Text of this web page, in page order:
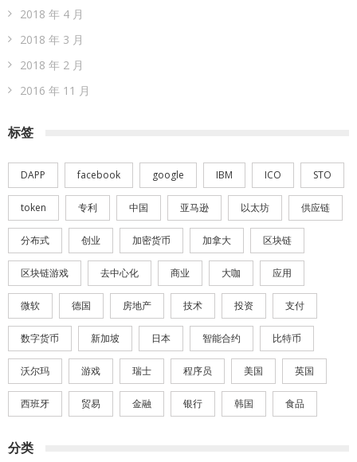
2018 年 4 月
2018 年 3 月
2018 年 2 月
2016 年 11 月
标签
DAPP facebook google IBM ICO STO
token 专利 中国 亚马逊 以太坊 供应链
分布式 创业 加密货币 加拿大 区块链
区块链游戏 去中心化 商业 大咖 应用
微软 德国 房地产 技术 投资 支付
数字货币 新加坡 日本 智能合约 比特币
沃尔玛 游戏 瑞士 程序员 美国 英国
西班牙 贸易 金融 银行 韩国 食品
分类